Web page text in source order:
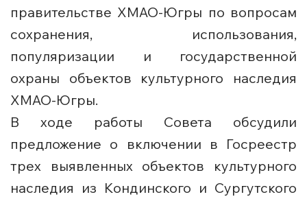
правительстве ХМАО-Югры по вопросам
сохранения, использования,
популяризации и государственной
охраны объектов культурного наследия
ХМАО-Югры.
В ходе работы Совета обсудили
предложение о включении в Госреестр
трех выявленных объектов культурного
наследия из Кондинского и Сургутского